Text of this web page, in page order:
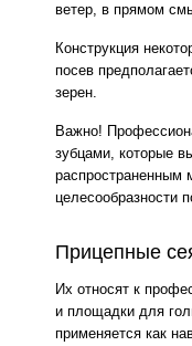
ветер, в прямом
Конструкция
посев
зерен.
Важно!
зубцами, которые
распространенным
целесообразности
Прицепные
Их относят к
и площадки для
применяется как